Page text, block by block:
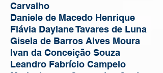
Carvalho
Daniele de Macedo Henrique
Flávia Daylane Tavares de Luna
Gisela de Barros Alves Moura
Ivan da Conceição Souza
Leandro Fabrício Campelo